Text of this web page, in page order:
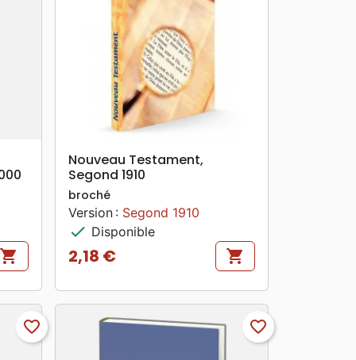
shopping_cart
search APERÇU RAPIDE
Nouveau Testament,
Segond 1910
broché
Version : Segond 1910
check Disponible
Prix
2,18 € shopping_cart
favorite_border favorite_border